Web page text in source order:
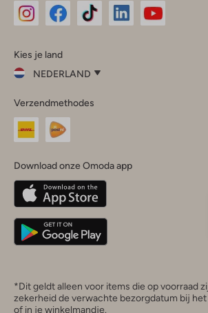
InstagramFacebook
Kies je land
NEDERLAND
je
land
Nederland
Belgique(Français)
Deutschland
Verzendmethodes
Download onze Omoda app
*Dit geldt alleen voor items die op voorraad
zekerheid de verwachte bezorgdatum bij
of in je winkelmandje.